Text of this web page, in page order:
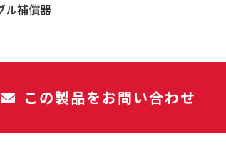
ル補償器
この製品をお問い合わせ